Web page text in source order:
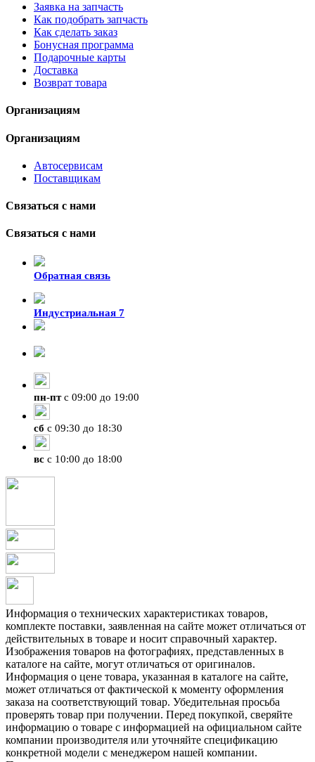
Заявка на запчасть
Как подобрать запчасть
Как сделать заказ
Бонусная программа
Подарочные карты
Доставка
Возврат товара
Организациям
Организациям
Автосервисам
Поставщикам
Связаться с нами
Связаться с нами
Обратная связь
Индустриальная 7
пн-птс 09:00 до 19:00
сб с 09:30 до 18:30
вс с 10:00 до 18:00
Информация о технических характеристиках товаров,
комплекте поставки, заявленная на сайте может отличаться от
действительных в товаре и носит справочный характер.
Изображения товаров на фотографиях, представленных в
каталоге на сайте, могут отличаться от оригиналов.
Информация о цене товара, указанная в каталоге на сайте,
может отличаться от фактической к моменту оформления
заказа на соответствующий товар. Убедительная просьба
проверять товар при получении. Перед покупкой, сверяйте
информацию о товаре с информацией на официальном сайте
компании производителя или уточняйте спецификацию
конкретной модели с менеджером нашей компании.